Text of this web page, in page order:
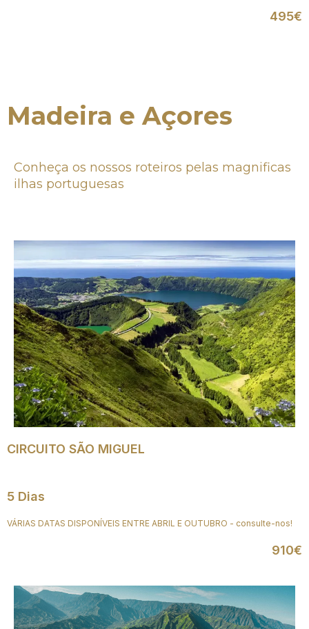
495€
Madeira e Açores
Conheça os nossos roteiros pelas magnificas
ilhas portuguesas
CIRCUITO SÃO MIGUEL
5 Dias
VÁRIAS DATAS DISPONÍVEIS ENTRE ABRIL E OUTUBRO - consulte-nos!
910€